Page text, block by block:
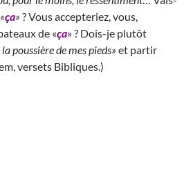
«ça» ? Vous accepteriez, vous,
de «ça» ? Dois-je plutôt
poussière de mes pieds» et partir
versets Bibliques.)